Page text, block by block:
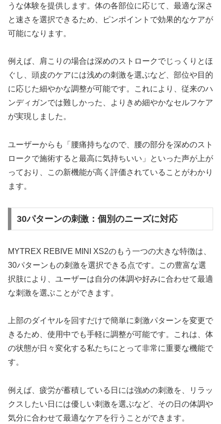
うな体験を提供します。体の各部位に応じて、最適な深さ
と速さを選択できるため、ピンポイントで効果的なケアが
可能になります。
例えば、肩こりの場合は深めのストロークでじっくりとほ
ぐし、頭皮のケアには浅めの刺激を選ぶなど、部位や目的
に応じた細やかな調整が可能です。これにより、従来のハ
ンディガンでは難しかった、よりきめ細やかなセルフケア
が実現しました。
ユーザーからも「腰痛持ちなので、腰の部分を深めのスト
ロークで施術すると最高に気持ちいい」といった声が上が
っており、この新機能が高く評価されていることがわかり
ます。
30パターンの刺激：個別のニーズに対応
MYTREX REBIVE MINI XS2のもう一つの大きな特徴は、
30パターンもの刺激を選択できる点です。この豊富な選
択肢により、ユーザーは自分の体調や好みに合わせて最適
な刺激を選ぶことができます。
上部のダイヤルを回すだけで簡単に刺激パターンを変更で
きるため、使用中でも手軽に調整が可能です。これは、体
の状態が日々変化する私たちにとって非常に重要な機能で
す。
例えば、疲労が蓄積している日には強めの刺激を、リラッ
クスしたい日には優しい刺激を選ぶなど、その日の体調や
気分に合わせて最適なケアを行うことができます。